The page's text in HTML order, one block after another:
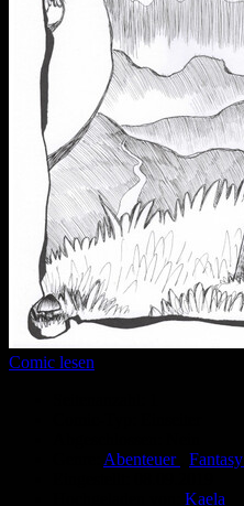
Comic lesen
Abenteuer Fantasy
Kaela